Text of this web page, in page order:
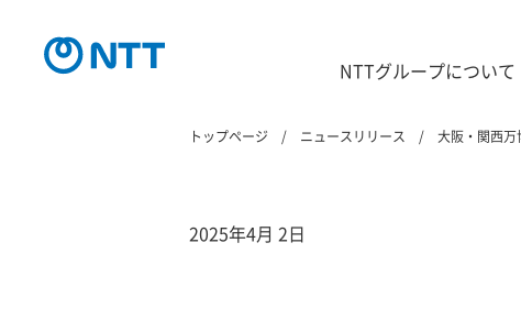
NTTグループについて
トップページ ニュースリリース 大阪・関西
2025年4月 2日